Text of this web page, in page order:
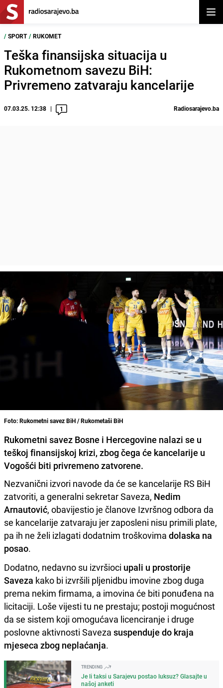
/ SPORT / RUKOMET
Teška finansijska situacija u
Rukometnom savezu BiH:
Privremeno zatvaraju kancelarije
07.03.25. 12:38 1 Radiosarajevo.ba
Foto: Rukometni savez BiH / Rukometaši BiH
Rukometni savez Bosne i Hercegovine nalazi se u
teškoj finansijskoj krizi, zbog čega će kancelarije u
Vogošći biti privremeno zatvorene.
Nezvanični izvori navode da će se kancelarije RS BiH
zatvoriti, a generalni sekretar Saveza, Nedim
Arnautović, obavijestio je članove Izvršnog odbora da
se kancelarije zatvaraju jer zaposleni nisu primili plate,
pa ih ne želi izlagati dodatnim troškovima dolaska na
posao.
Dodatno, nedavno su izvršioci upali u prostorije
Saveza kako bi izvršili pljenidbu imovine zbog duga
prema nekim firmama, a imovina će biti ponuđena na
licitaciji. Loše vijesti tu ne prestaju; postoji mogućnost
da se sistem koji omogućava licenciranje i druge
poslovne aktivnosti Saveza suspenduje do kraja
mjeseca zbog neplaćanja.
TRENDING
Je li taksi u Sarajevu postao luksuz? Glasajte u
našoj anketi